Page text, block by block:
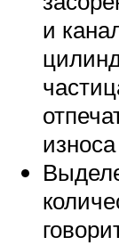
и